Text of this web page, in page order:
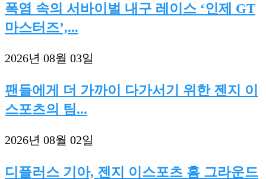
폭염 속의 서바이벌 내구 레이스 ‘인제 GT
마스터즈’,...
2026년 08월 03일
팬들에게 더 가까이 다가서기 위한 젠지 이
스포츠의 팀...
2026년 08월 02일
디플러스 기아, 젠지 이스포츠 홈 그라운드